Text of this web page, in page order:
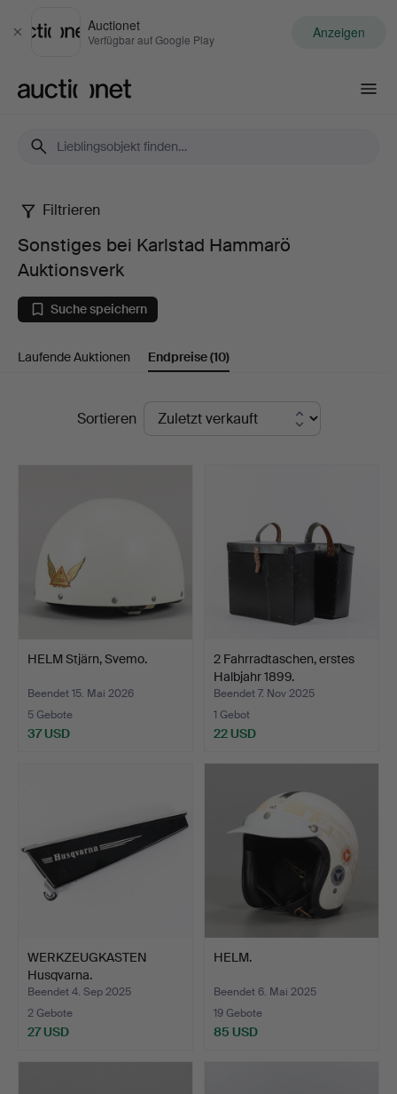
Schließen
Auctionet
Verfügbar auf Google Play Anzeigen
Sonstiges
bei
Karlstad
Hammarö
Filtrieren
Sonstiges bei Karlstad Hammarö
Auktionsverk
Suche speichern
Laufende Auktionen Endpreise(10)
EndpreiseSortieren
HELM Stjärn, Svemo.
Beendet 15. Mai 2026
5 Gebote
37 USD
2 Fahrradtaschen, erstes
Halbjahr 1899.
Beendet 7. Nov 2025
1 Gebot
22 USD
WERKZEUGKASTEN
Husqvarna.
Beendet 4. Sep 2025
2 Gebote
27 USD
HELM.
Beendet 6. Mai 2025
19 Gebote
85 USD